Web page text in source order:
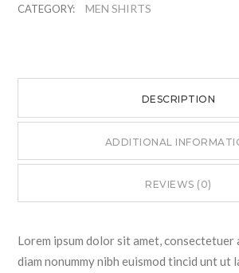
quantity
CATEGORY: MEN SHIRTS
DESCRIPTION
ADDITIONAL
REVIEWS (0)
Lorem ipsum dolor sit amet, consectetuer
diam nonummy nibh euismod tincid unt ut